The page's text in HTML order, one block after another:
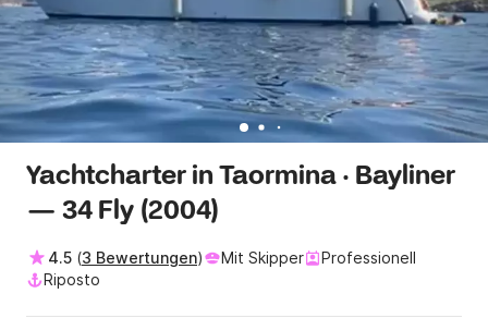
Yachtcharter in Taormina · Bayliner
— 34 Fly (2004)
4.5 (3 Bewertungen) Mit Skipper
Professionell
Riposto